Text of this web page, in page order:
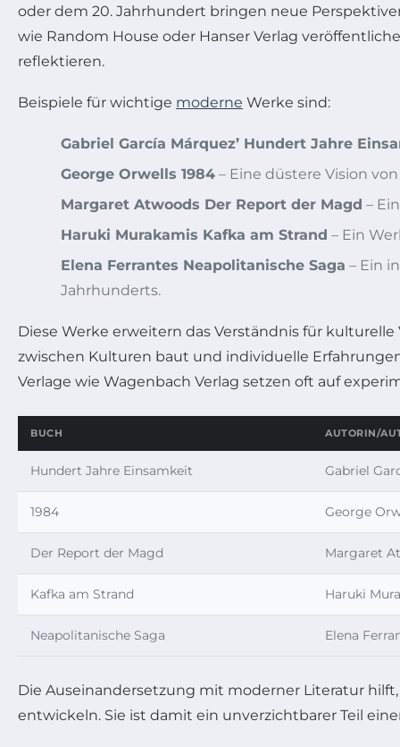
oder dem 20. Jahrhundert bringen neue
wie Random House oder Hanser Verlag
reflektieren.
Beispiele für wichtige moderne Werke sind:
Gabriel García Márquez’ Hundert Jahre
George Orwells 1984 – Eine düstere Vision
Margaret Atwoods Der Report der Magd –
Haruki Murakamis Kafka am Strand – Ein
Elena Ferrantes Neapolitanische Saga – Ein
Jahrhunderts.
Diese Werke erweitern das Verständnis für
zwischen Kulturen baut und individuelle
Verlage wie Wagenbach Verlag setzen oft auf
BUCH AUTORIN/
Hundert Jahre Einsamkeit Gabriel
1984 George
Der Report der Magd Margaret
Kafka am Strand Haruki
Neapolitanische Saga Elena
Die Auseinandersetzung mit moderner Literatur
entwickeln. Sie ist damit ein unverzichtbarer Teil